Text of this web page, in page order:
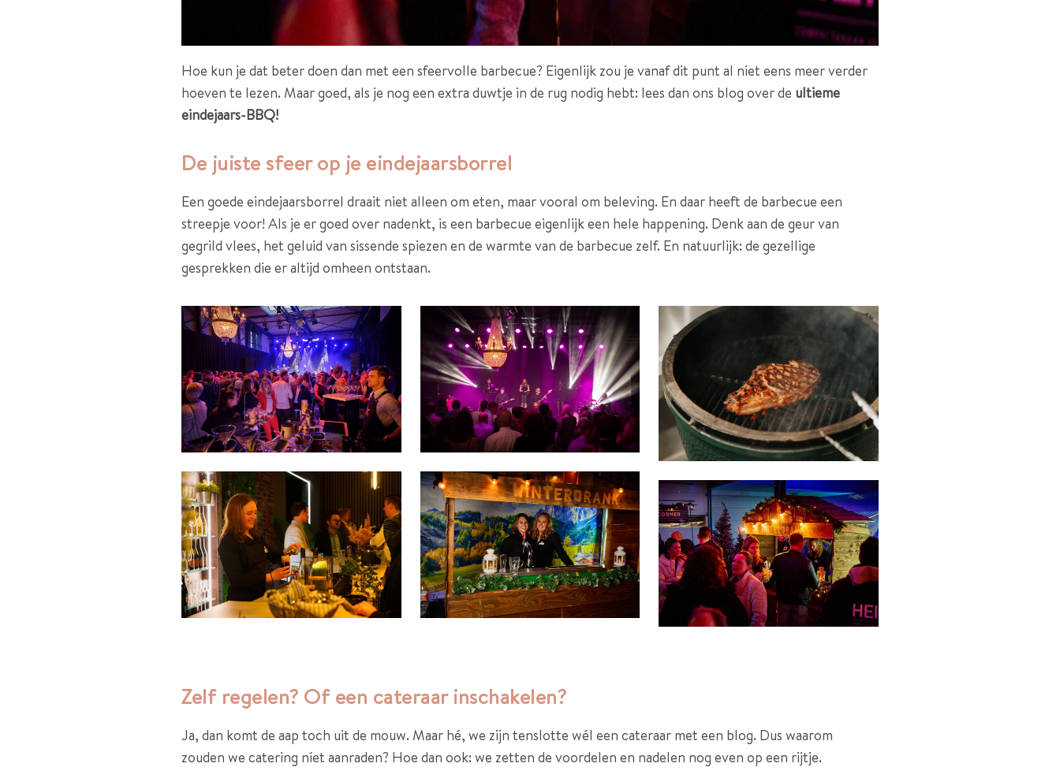
Hoe kun je dat beter doen dan met een sfeervolle barbecue? Eigenlijk zou je vanaf dit punt al niet eens meer verder
hoeven te lezen. Maar goed, als je nog een extra duwtje in de rug nodig hebt: lees dan ons blog over de ultieme
eindejaars-BBQ!
De juiste sfeer op je eindejaarsborrel
Een goede eindejaarsborrel draait niet alleen om eten, maar vooral om beleving. En daar heeft de barbecue een
streepje voor! Als je er goed over nadenkt, is een barbecue eigenlijk een hele happening. Denk aan de geur van
gegrild vlees, het geluid van sissende spiezen en de warmte van de barbecue zelf. En natuurlijk: de gezellige
gesprekken die er altijd omheen ontstaan.
Zelf regelen? Of een cateraar inschakelen?
Ja, dan komt de aap toch uit de mouw. Maar hé, we zijn tenslotte wél een cateraar met een blog. Dus waarom
zouden we catering níet aanraden? Hoe dan ook: we zetten de voordelen en nadelen nog even op een rijtje.